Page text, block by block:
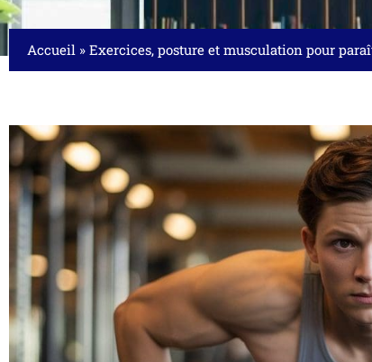
Accueil » Exercices, posture et musculation pour